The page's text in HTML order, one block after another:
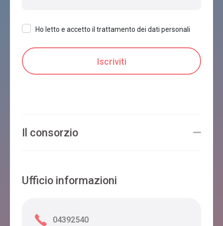
Ho letto e accetto il trattamento dei dati personali
Il consorzio
Ufficio informazioni
04392540